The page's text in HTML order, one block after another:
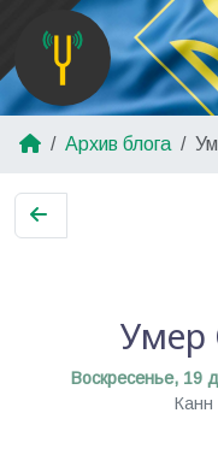
Архив блога
Умер
Воскресенье, 19
Канн